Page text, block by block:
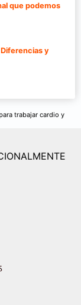
que podemos
y
trabajar cardio y